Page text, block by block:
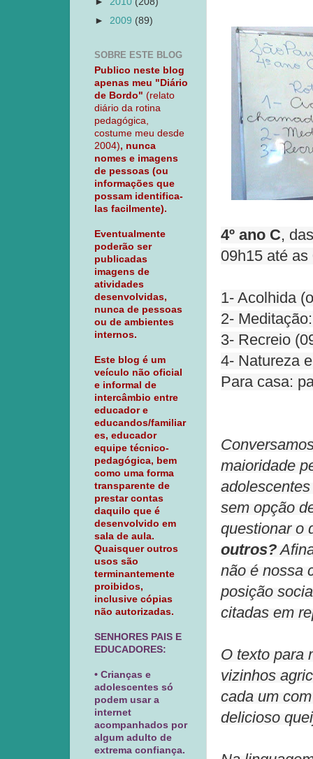
4º ano C,
09h15 até as
1- Acolhida
2-
3- Recreio
4- Natureza
Para casa:
maioridade
sem opção
questionar o
outros?
não é nossa
posição
citadas em
O texto para
vizinhos
cada um
delicioso
► 2009 (89)
SOBRE ESTE BLOG
Publico neste blog
apenas meu "Diário
de Bordo" (relato
diário da rotina
pedagógica,
costume meu desde
2004), nunca
nomes e imagens
de pessoas (ou
informações que
possam identifica-
las facilmente).
Eventualmente
poderão ser
publicadas
imagens de
atividades
desenvolvidas,
nunca de pessoas
ou de ambientes
internos.
Este blog é um
veículo não oficial
e informal de
intercâmbio entre
educador e
educandos/familiar
es, educador
equipe técnico-
pedagógica, bem
como uma forma
transparente de
prestar contas
daquilo que é
desenvolvido em
sala de aula.
Quaisquer outros
usos são
terminantemente
proibidos,
inclusive cópias
não autorizadas.
SENHORES PAIS E
EDUCADORES:
• Crianças e
adolescentes só
podem usar a
internet
acompanhados por
algum adulto de
extrema confiança.